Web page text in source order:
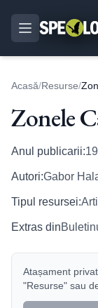
Acasă/Resurse/
Zonele
Anul publicarii:
Autori:Gabor
Tipul resursei:
Extras din
Atașament
"Resurse" sau